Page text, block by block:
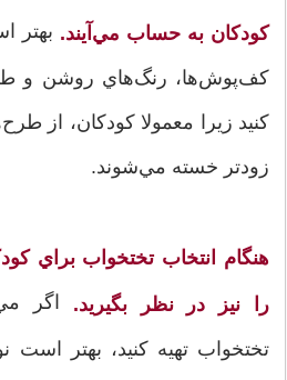
کودکان به حساب مي‌آيند. بهتر
کف‌پوش‌ها، رنگ‌هاي روشن و
کنيد زيرا معمولا کودکان، از
زودتر خسته مي‌شوند.
هنگام انتخاب تختخواب براي
را نيز در نظر بگيريد. اگر
تختخواب تهيه کنيد، بهتر است